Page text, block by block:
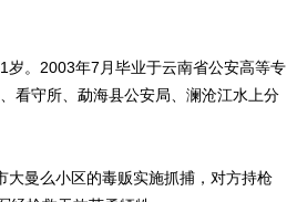
。2003年7月毕业于云南省公安高等专
看守所、勐海县公安局、澜沧江水上分
曼么小区的毒贩实施抓捕，对方持枪